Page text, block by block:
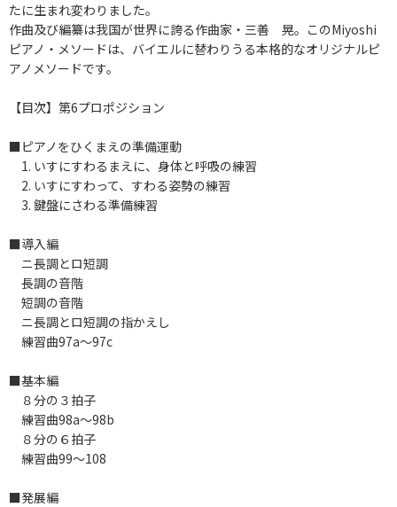
たに生まれ変わりました。
作曲及び編纂は我国が世界に誇る作曲家・三善 晃。このMiyoshi
ピアノ・メソードは、バイエルに替わりうる本格的なオリジナルピ
アノメソードです。
【目次】第6プロポジション
■ピアノをひくまえの準備運動
1. いすにすわるまえに、身体と呼吸の練習
2. いすにすわって、すわる姿勢の練習
3. 鍵盤にさわる準備練習
■導入編
ニ長調とロ短調
長調の音階
短調の音階
ニ長調とロ短調の指かえし
練習曲97a～97c
■基本編
８分の３拍子
練習曲98a～98b
８分の６拍子
練習曲99～108
■発展編